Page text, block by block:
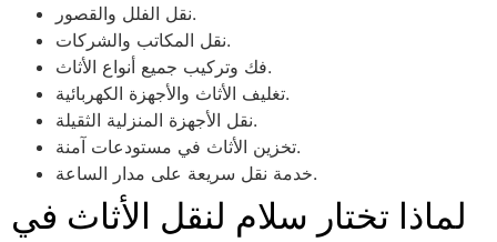
نقل الفلل والقصور.
نقل المكاتب والشركات.
فك وتركيب جميع أنواع الأثاث.
تغليف الأثاث والأجهزة الكهربائية.
نقل الأجهزة المنزلية الثقيلة.
تخزين الأثاث في مستودعات آمنة.
خدمة نقل سريعة على مدار الساعة.
لماذا تختار سلام لنقل الأثاث في